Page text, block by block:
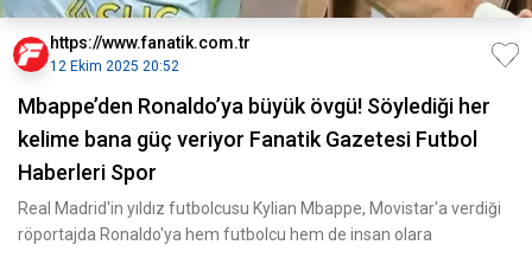
https://www.fanatik.com.tr
12 Ekim 2025 20:52
Mbappe’den Ronaldo’ya büyük övgü! Söylediği her
kelime bana güç veriyor Fanatik Gazetesi Futbol
Haberleri Spor
Real Madrid'in yıldız futbolcusu Kylian Mbappe, Movistar'a verdiği
röportajda Ronaldo'ya hem futbolcu hem de insan olara